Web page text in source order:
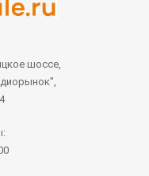
шоссе,